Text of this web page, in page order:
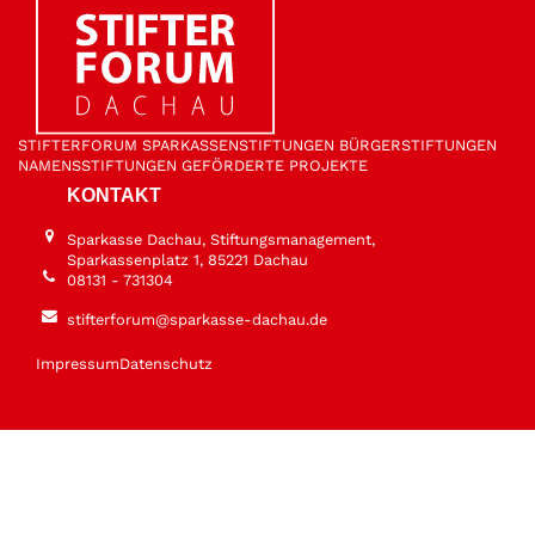
STIFTER­FORUM SPARKASSEN­STIFTUNGEN BÜRGER­STIFTUNGEN
NAMENS­STIFTUNGEN GEFÖRDERTE PROJEKTE
KONTAKT
Sparkasse Dachau, Stiftungsmanagement,
Sparkassenplatz 1, 85221 Dachau
08131 - 731304
stifterforum@sparkasse-dachau.de
ImpressumDatenschutz